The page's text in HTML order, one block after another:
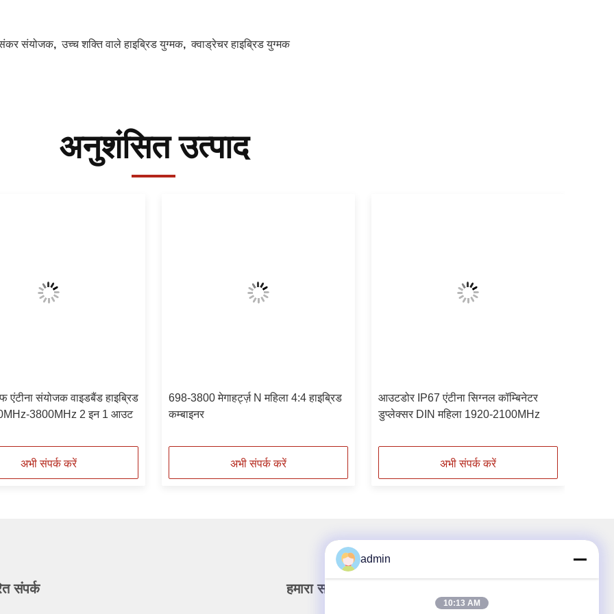
संयोजक,उच्च शक्ति वाले हाइब्रिड युग्मक,क्वाड्रेचर हाइब्रिड युग्मक
अनुशंसित उत्पाद
एंटीना संयोजक वाइडबैंड हाइब्रिड
3800MHz 2 इन 1 आउट
अभी संपर्क करें
698-3800 मेगाहर्ट्ज़ N महिला 4:4 हाइब्रिड
कम्बाइनर
अभी संपर्क करें
आउटडोर IP67 एंटीना सिग्नल कॉम्बिनेटर
डुप्लेक्सर DIN महिला 1920-2100MHz
अभी संपर्क करें
संपर्क हमारा समाचार पत्र
admin
10:13 AM